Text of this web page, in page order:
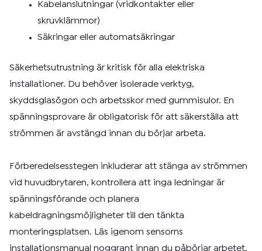
Kabelanslutningar (vridkontakter eller
skruvklämmor)
Säkringar eller automatsäkringar
Säkerhetsutrustning är kritisk för alla elektriska
installationer. Du behöver isolerade verktyg,
skyddsglasögon och arbetsskor med gummisulor. En
spänningsprovare är obligatorisk för att säkerställa att
strömmen är avstängd innan du börjar arbeta.
Förberedelsesstegen inkluderar att stänga av strömmen
vid huvudbrytaren, kontrollera att inga ledningar är
spänningsförande och planera
kabeldragningsmöjligheter till den tänkta
monteringsplatsen. Läs igenom sensorns
installationsmanual noggrant innan du påbörjar arbetet.